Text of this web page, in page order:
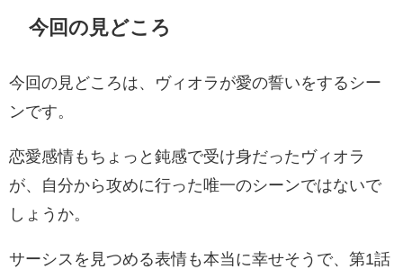
今回の見どころ
今回の見どころは、ヴィオラが愛の誓いをするシー
ンです。
恋愛感情もちょっと鈍感で受け身だったヴィオラ
が、自分から攻めに行った唯一のシーンではないで
しょうか。
サーシスを見つめる表情も本当に幸せそうで、第1話